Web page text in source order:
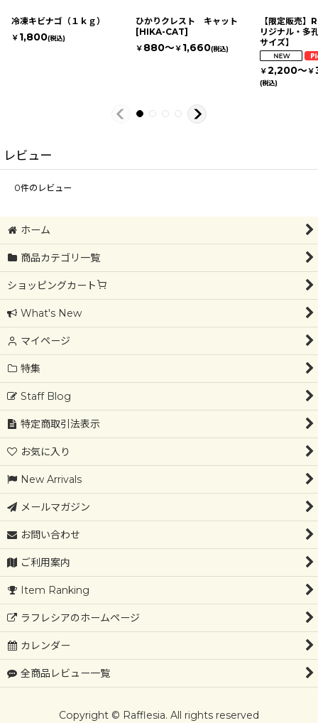
冷凍キビナゴ（１ｋｇ）
￥ 1,800(税込)
ひかりクレスト キャット
[HIKA-CAT]
￥ 880～￥ 1,660(税込)
【限定販売
リジナル・多
サイズ】
￥2,200～￥
(税込)
レビュー
0件のレビュー
ホーム
商品カテゴリ一覧
ショッピングカート
What's New
マイページ
特集
Staff Blog
特定商取引法表示
お気に入り
New Arrivals
メールマガジン
お問い合わせ
ご利用案内
Item Ranking
ラフレシアのホームページ
カレンダー
全商品レビュー一覧
Copyright © Rafflesia. All rights reserved